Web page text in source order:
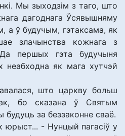
Мы зыходзім з таго, што
дагоднага Ўсявышняму
а ў будучым, гэтаксама, як
злачынства кожнага з
першых гэта будучыня
неабходна як мага хутчэй
што царкву больш
бо сказана ў Святым
будуць за беззаконне сваё.
юрыст... - Нунцый пагасіў у